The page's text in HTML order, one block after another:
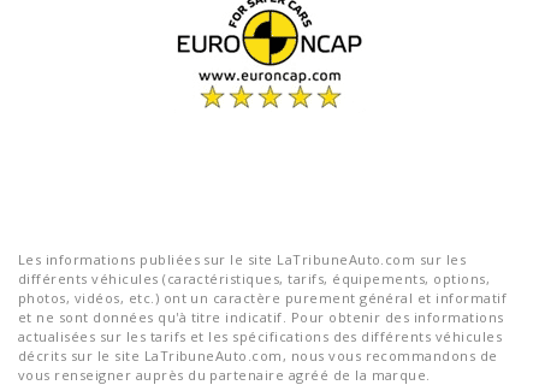
Les informations publiées sur le site LaTribuneAuto.com sur les
différents véhicules (caractéristiques, tarifs, équipements, options,
photos, vidéos, etc.) ont un caractère purement général et informatif
et ne sont données qu'à titre indicatif. Pour obtenir des informations
actualisées sur les tarifs et les spécifications des différents véhicules
décrits sur le site LaTribuneAuto.com, nous vous recommandons de
vous renseigner auprès du partenaire agréé de la marque.